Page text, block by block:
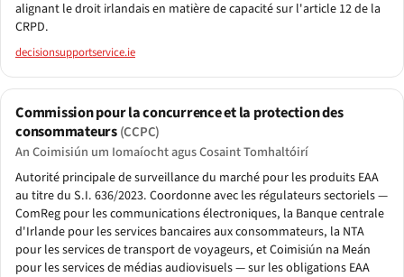
alignant le droit irlandais en matière de capacité sur l'article 12 de la
CRPD.
decisionsupportservice.ie
Commission pour la concurrence et la protection des
consommateurs(CCPC)
An Coimisiún um Iomaíocht agus Cosaint Tomhaltóirí
Autorité principale de surveillance du marché pour les produits EAA
au titre du S.I. 636/2023. Coordonne avec les régulateurs sectoriels —
ComReg pour les communications électroniques, la Banque centrale
d'Irlande pour les services bancaires aux consommateurs, la NTA
pour les services de transport de voyageurs, et Coimisiún na Meán
pour les services de médias audiovisuels — sur les obligations EAA